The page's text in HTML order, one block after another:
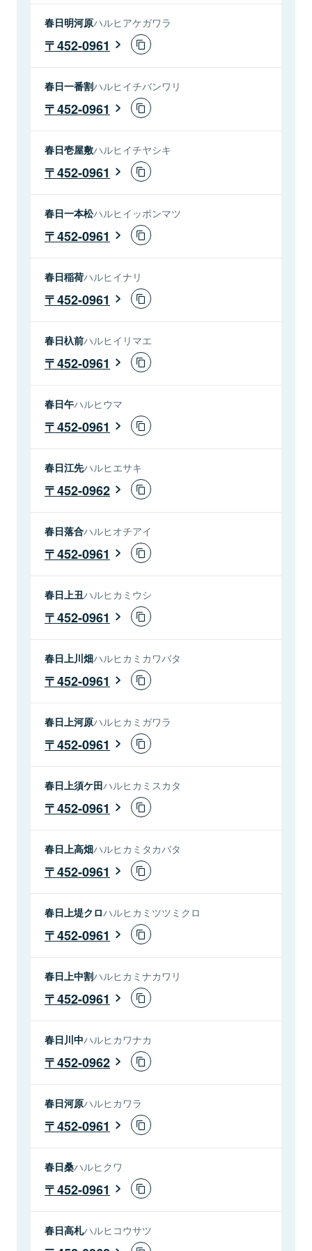
春日明河原ハルヒアケガワラ
452-0961
春日一番割ハルヒイチバンワリ
452-0961
春日壱屋敷ハルヒイチヤシキ
452-0961
春日一本松ハルヒイッポンマツ
452-0961
春日稲荷ハルヒイナリ
452-0961
春日杁前ハルヒイリマエ
452-0961
春日午ハルヒウマ
452-0961
春日江先ハルヒエサキ
452-0962
春日落合ハルヒオチアイ
452-0961
春日上丑ハルヒカミウシ
452-0961
春日上川畑ハルヒカミカワバタ
452-0961
春日上河原ハルヒカミガワラ
452-0961
春日上須ケ田ハルヒカミスカタ
452-0961
春日上高畑ハルヒカミタカバタ
452-0961
春日上堤クロハルヒカミツツミクロ
452-0961
春日上中割ハルヒカミナカワリ
452-0961
春日川中ハルヒカワナカ
452-0962
春日河原ハルヒカワラ
452-0961
春日桑ハルヒクワ
452-0961
春日高札ハルヒコウサツ